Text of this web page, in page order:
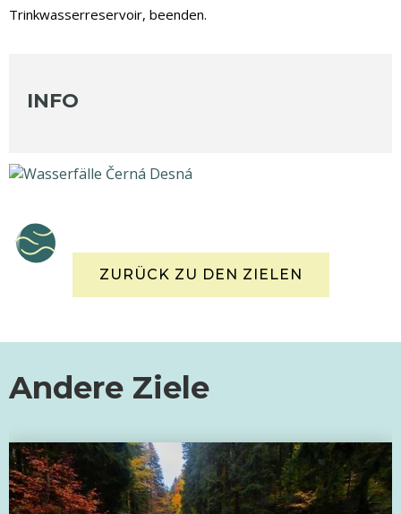
Trinkwasserreservoir, beenden.
INFO
ZURÜCK ZU DEN ZIELEN
Andere Ziele